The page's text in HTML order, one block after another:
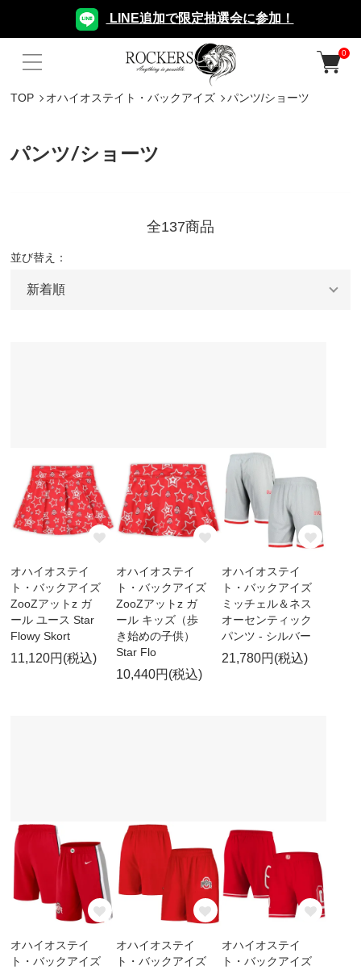
LINE追加で限定抽選会に参加！
0
TOP オハイオステイト・バックアイズ パンツ/ショーツ
パンツ/ショーツ
全137商品
並び替え：
オハイオステイ
ト・バックアイズ
ZooZアットz ガ
ール ユース Star
Flowy Skort
11,120円(税込)
オハイオステイ
ト・バックアイズ
ZooZアットz ガ
ール キッズ（歩
き始めの子供）
Star Flo
10,440円(税込)
オハイオステイ
ト・バックアイズ
ミッチェル＆ネス
オーセンティック
パンツ - シルバー
21,780円(税込)
オハイオステイ
ト・バックアイズ
オハイオステイ
ト・バックアイズ
オハイオステイ
ト・バックアイズ